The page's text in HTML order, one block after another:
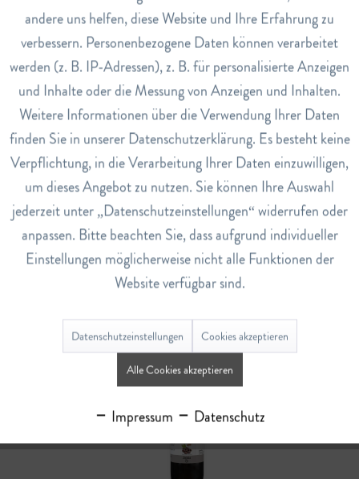
Ins fertige, auf Handwärme abgekühlte Endprodukt geben.
Einsatzkonzentration: 1-3%, in Spezialpflege 4-5%.
Art.Nr.
110015850
EAN
2001100158507
Lagerbestand
0
Bewertungen 0
Bewertungen lesen, schreiben und diskutieren...
Ähnliche Artikel
Marketing Inaktiv
Tracking Inaktiv
Service Inaktiv
andere uns helfen, diese Website und Ihre Erfahrung zu
verbessern. Personenbezogene Daten können verarbeitet
werden (z. B. IP-Adressen), z. B. für personalisierte Anzeigen
und Inhalte oder die Messung von Anzeigen und Inhalten.
Weitere Informationen über die Verwendung Ihrer Daten
finden Sie in unserer Datenschutzerklärung. Es besteht keine
Verpflichtung, in die Verarbeitung Ihrer Daten einzuwilligen,
um dieses Angebot zu nutzen. Sie können Ihre Auswahl
jederzeit unter „Datenschutzeinstellungen“ widerrufen oder
anpassen. Bitte beachten Sie, dass aufgrund individueller
Einstellungen möglicherweise nicht alle Funktionen der
Website verfügbar sind.
Datenschutzeinstellungen Cookies akzeptieren
Alle Cookies akzeptieren
Impressum Datenschutz